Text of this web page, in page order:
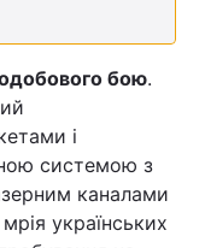
бою.
і
системою з
каналами
українських